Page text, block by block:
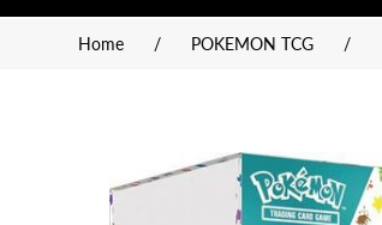
Home / POKEMON TCG /